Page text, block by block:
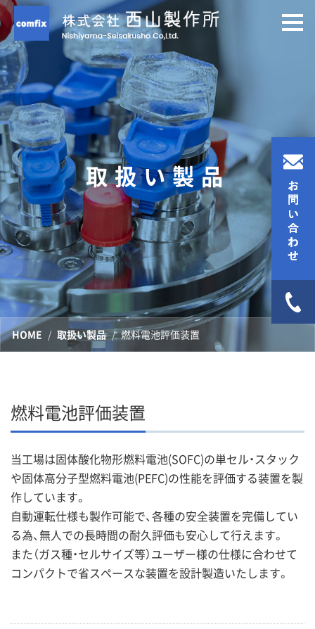
取扱い製品
HOME 取扱い製品 燃料電池評価装置
燃料電池評価装置
当工場は固体酸化物形燃料電池(SOFC)の単セル・スタック
や固体高分子型燃料電池(PEFC)の性能を評価する装置を製
作しています。
自動運転仕様も製作可能で、各種の安全装置を完備してい
る為、無人での長時間の耐久評価も安心して行えます。
また（ガス種・セルサイズ等）ユーザー様の仕様に合わせて
コンパクトで省スペースな装置を設計製造いたします。